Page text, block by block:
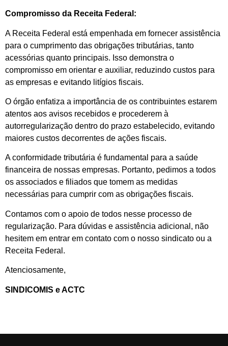
Compromisso da Receita Federal:
A Receita Federal está empenhada em fornecer assistência
para o cumprimento das obrigações tributárias, tanto
acessórias quanto principais. Isso demonstra o
compromisso em orientar e auxiliar, reduzindo custos para
as empresas e evitando litígios fiscais.
O órgão enfatiza a importância de os contribuintes estarem
atentos aos avisos recebidos e procederem à
autorregularização dentro do prazo estabelecido, evitando
maiores custos decorrentes de ações fiscais.
A conformidade tributária é fundamental para a saúde
financeira de nossas empresas. Portanto, pedimos a todos
os associados e filiados que tomem as medidas
necessárias para cumprir com as obrigações fiscais.
Contamos com o apoio de todos nesse processo de
regularização. Para dúvidas e assistência adicional, não
hesitem em entrar em contato com o nosso sindicato ou a
Receita Federal.
Atenciosamente,
SINDICOMIS e ACTC